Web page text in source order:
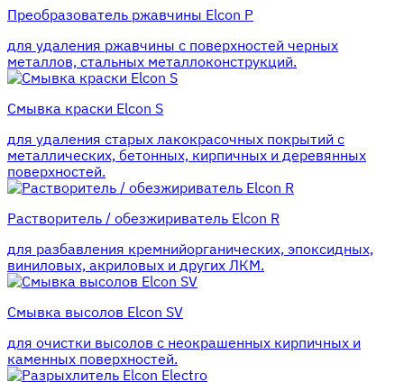
Преобразователь ржавчины Elcon P
для удаления ржавчины с поверхностей черных
металлов, стальных металлоконструкций.
Смывка краски Elcon S
для удаления старых лакокрасочных покрытий с
металлических, бетонных, кирпичных и деревянных
поверхностей.
Растворитель / обезжириватель Elcon R
для разбавления кремнийорганических, эпоксидных,
виниловых, акриловых и других ЛКМ.
Смывка высолов Elcon SV
для очистки высолов с неокрашенных кирпичных и
каменных поверхностей.